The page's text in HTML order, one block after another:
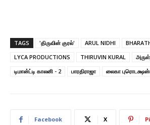
TAGS 'திருவின் குரல்' ARUL NIDHI
LYCA PRODUCTIONS
THIRUVIN KURAL
டிமான்ட்டி காலனி - 2
பாரதிராஜா லைகா
Facebook X